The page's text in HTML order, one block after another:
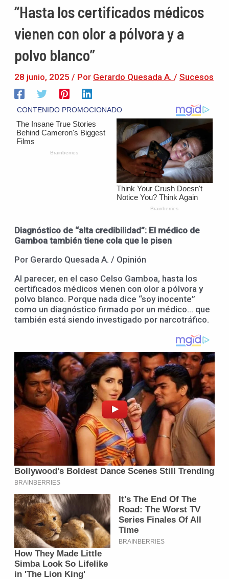
“Hasta los certificados médicos
vienen con olor a pólvora y a
polvo blanco”
28 junio, 2025 / Por Gerardo Quesada A. / Sucesos
Diagnóstico de “alta credibilidad”: El médico de
Gamboa también tiene cola que le pisen
Por Gerardo Quesada A. / Opinión
Al parecer, en el caso Celso Gamboa, hasta los
certificados médicos vienen con olor a pólvora y
polvo blanco. Porque nada dice “soy inocente”
como un diagnóstico firmado por un médico… que
también está siendo investigado por narcotráfico.